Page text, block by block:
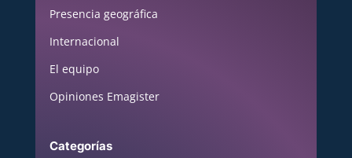
Presencia geográfica
Internacional
El equipo
Opiniones Emagister
Categorías